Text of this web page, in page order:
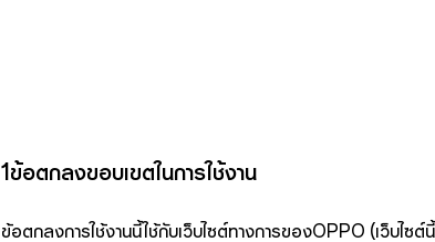
1ข้อตกลงขอบเขตในการใช้งาน
ข้อตกลงการใช้งานนี้ใช้กับเว็บไซต์ทางการของOPPO (เว็บไซต์